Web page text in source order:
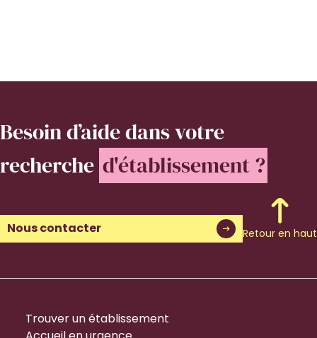
Besoin d’aidedans votre
recherche d'établissement ?
Nous contacter Retour en haut
Trouver un établissement